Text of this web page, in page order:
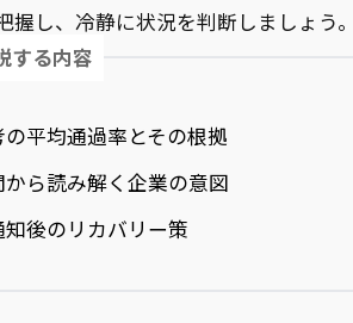
握し、冷静に状況を判断しましょう
する内容
平均通過率とその根拠
ら読み解く企業の意図
後のリカバリー策